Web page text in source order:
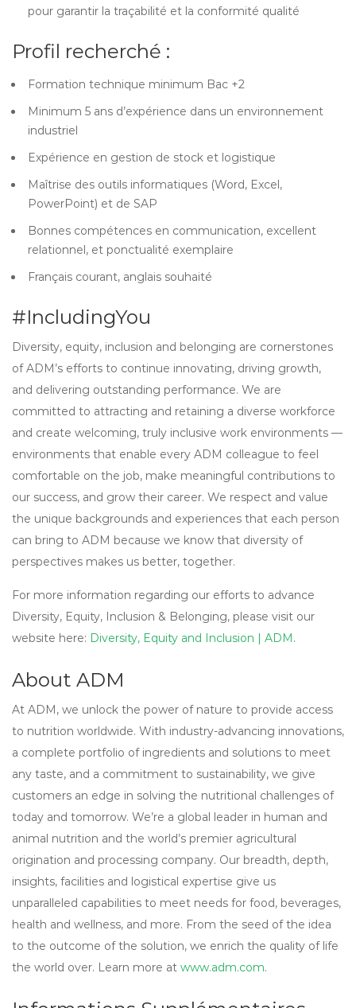
pour garantir la traçabilité et la conformité qualité
Profil recherché :
Formation technique minimum Bac +2
Minimum 5 ans d’expérience dans un environnement
industriel
Expérience en gestion de stock et logistique
Maîtrise des outils informatiques (Word, Excel,
PowerPoint) et de SAP
Bonnes compétences en communication, excellent
relationnel, et ponctualité exemplaire
Français courant, anglais souhaité
#IncludingYou
Diversity, equity, inclusion and belonging are cornerstones
of ADM’s efforts to continue innovating, driving growth,
and delivering outstanding performance. We are
committed to attracting and retaining a diverse workforce
and create welcoming, truly inclusive work environments —
environments that enable every ADM colleague to feel
comfortable on the job, make meaningful contributions to
our success, and grow their career. We respect and value
the unique backgrounds and experiences that each person
can bring to ADM because we know that diversity of
perspectives makes us better, together.
For more information regarding our efforts to advance
Diversity, Equity, Inclusion & Belonging, please visit our
website here: Diversity, Equity and Inclusion | ADM.
About ADM
At ADM, we unlock the power of nature to provide access
to nutrition worldwide. With industry-advancing innovations,
a complete portfolio of ingredients and solutions to meet
any taste, and a commitment to sustainability, we give
customers an edge in solving the nutritional challenges of
today and tomorrow. We’re a global leader in human and
animal nutrition and the world’s premier agricultural
origination and processing company. Our breadth, depth,
insights, facilities and logistical expertise give us
unparalleled capabilities to meet needs for food, beverages,
health and wellness, and more. From the seed of the idea
to the outcome of the solution, we enrich the quality of life
the world over. Learn more at www.adm.com.